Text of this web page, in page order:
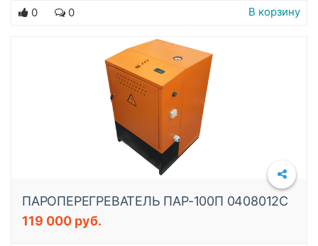
0 0 В корзину
ПАРОПЕРЕГРЕВАТЕЛЬ ПАР-100П 0408012C
119 000 руб.